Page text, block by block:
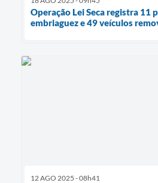
Operação Lei Seca registra 11
embriaguez e 49 veículos
12 AGO 2025 - 08h41